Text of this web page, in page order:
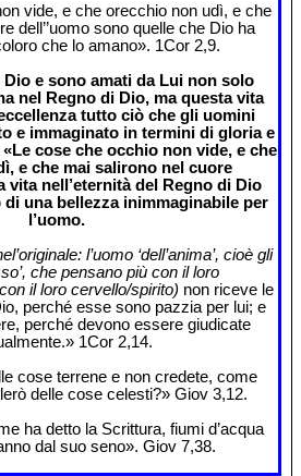
vide, e che orecchio non udì, e che
dell’’uomo sono quelle che Dio ha
che lo amano». 1Cor 2,9.
e sono amati da Lui non solo
nel Regno di Dio, ma questa vita
tutto ciò che gli uomini
e immaginato in termini di gloria e
cose che occhio non vide, e che
e che mai salirono nel cuore
vita nell’eternità del Regno di Dio
di una bellezza inimmaginabile per
l’uomo.
l’uomo ‘dell’anima’, cioè gli
che pensano più con il loro
il loro cervello/spirito) non riceve le
perché esse sono pazzia per lui; e
perché devono essere giudicate
1Cor 2,14.
cose terrene e non credete, come
delle cose celesti?» Giov 3,12.
ha detto la Scrittura, fiumi d’acqua
dal suo seno». Giov 7,38.